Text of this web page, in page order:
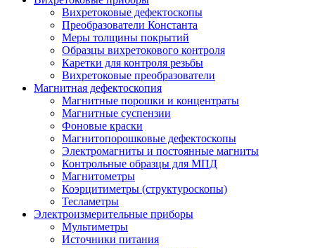
Вихретоковые дефектоскопы
Преобразователи Константа
Меры толщины покрытий
Образцы вихретокового контроля
Каретки для контроля резьбы
Вихретоковые преобразователи
Магнитная дефектоскопия
Магнитные порошки и концентраты
Магнитные суспензии
Фоновые краски
Магнитопорошковые дефектоскопы
Электромагниты и постоянные магниты
Контрольные образцы для МПД
Магнитометры
Коэрцитиметры (структуроскопы)
Тесламетры
Электроизмерительные приборы
Мультиметры
Источники питания